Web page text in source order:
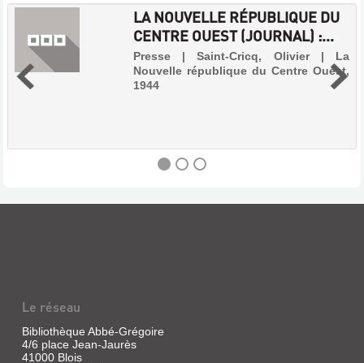
LA NOUVELLE RÉPUBLIQUE DU
CENTRE OUEST (JOURNAL) :...
Presse | Saint-Cricq, Olivier | La
Nouvelle république du Centre Ouest,
1944
OUEST
(JOURNAL)
:...
Le réseau
Bibliothèque Abbé-Grégoire
4/6 place Jean-Jaurès
41000 Blois